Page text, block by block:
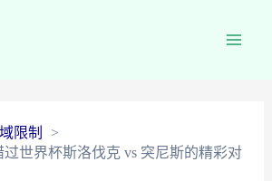
限制
世界杯斯洛伐克 vs 突尼斯的精彩对